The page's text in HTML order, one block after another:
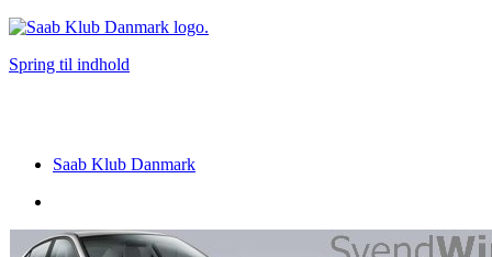
Spring til indhold
Saab Klub Danmark